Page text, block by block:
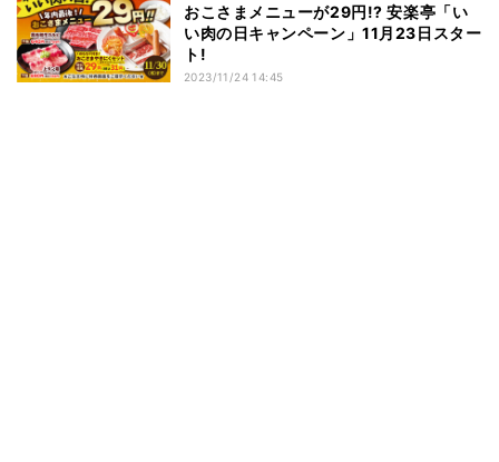
おこさまメニューが29円!? 安楽亭「い
い肉の日キャンペーン」11月23日スター
ト!
2023/11/24 14:45